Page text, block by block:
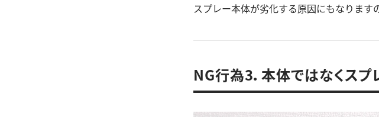
スプレー本体が劣化する原因にもなります
NG行為3．本体ではなくス